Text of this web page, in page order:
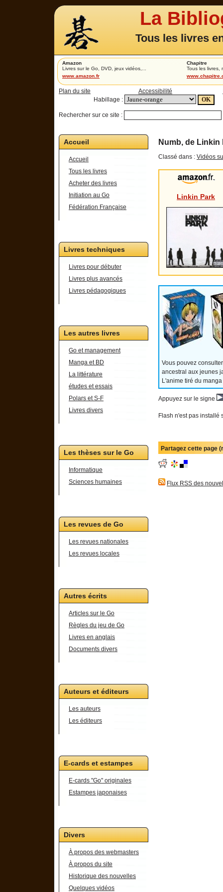
La
Tous les livres
Amazon
Livres sur le Go, DVD, jeux vidéos,...
www.amazon.fr
Chapitre
Tous les livres,
Plan du site Accessibilité
Habillage :
Rechercher sur ce site :
Accueil
Accueil
Tous les livres
Acheter des livres
Initiation au Go
Fédération Française
Livres techniques
Livres pour débuter
Livres plus avancés
Livres pédagogiques
Les autres livres
Go et management
Manga et BD
La littérature
études et essais
Polars et S-F
Livres divers
Les thèses sur le Go
Informatique
Sciences humaines
Les revues de Go
Les revues nationales
Les revues locales
Autres écrits
Articles sur le Go
Règles du jeu de Go
Livres en anglais
Documents divers
Auteurs et éditeurs
Les auteurs
Les éditeurs
E-cards et estampes
E-cards "Go" originales
Estampes japonaises
Divers
À propos des webmasters
À propos du site
Historique des nouvelles
Quelques vidéos
Numb, de Linkin
Classé dans : Vidéos
Linkin Park
Vous pouvez
ancestral aux jeunes
L'anime tiré du
Appuyez sur le signe
Flash n'est pas installé
Partagez cette page
Flux RSS des